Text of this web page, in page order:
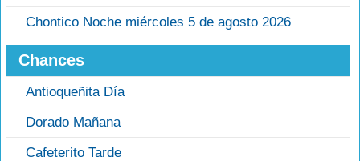
Chontico Noche miércoles 5 de agosto 2026
Chances
Antioqueñita Día
Dorado Mañana
Cafeterito Tarde